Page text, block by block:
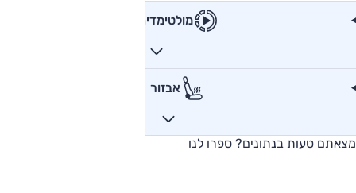
מולטימדיה
אבזור
מצאתם טעות בנתונים? ספרו לנו